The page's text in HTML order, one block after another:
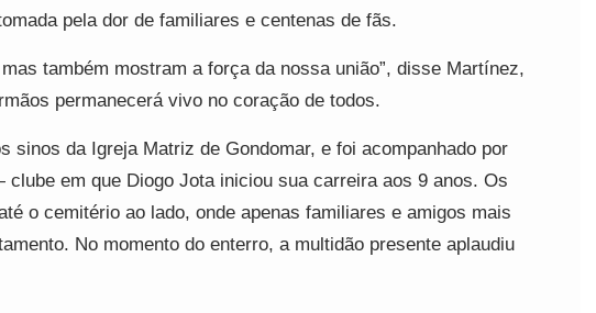
pela dor de familiares e centenas de fãs.
também mostram a força da nossa união”, disse Martínez,
permanecerá vivo no coração de todos.
sinos da Igreja Matriz de Gondomar, e foi acompanhado por
em que Diogo Jota iniciou sua carreira aos 9 anos. Os
o cemitério ao lado, onde apenas familiares e amigos mais
No momento do enterro, a multidão presente aplaudiu